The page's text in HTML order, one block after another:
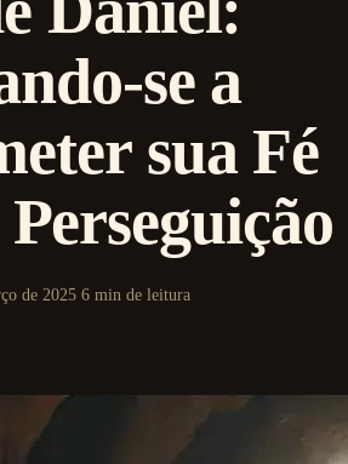
se a
sua Fé
de 2025 6 min de leitura